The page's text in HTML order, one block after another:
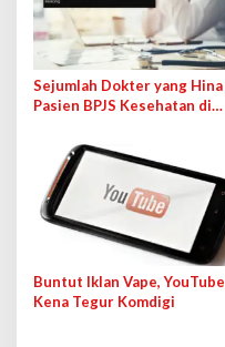
Sejumlah Dokter yang Hina
Pasien BPJS Kesehatan di
Buntut Iklan Vape, YouTube
Kena Tegur Komdigi